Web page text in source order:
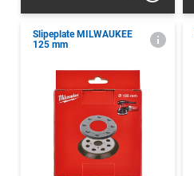
Slipeplate MILWAUKEE
125 mm